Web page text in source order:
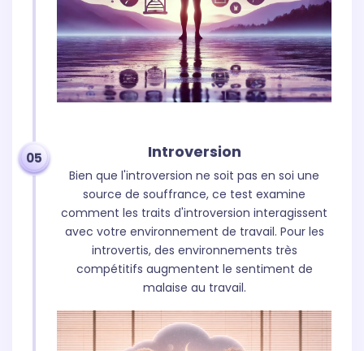
Introversion
Bien que l'introversion ne soit pas en soi une
source de souffrance, ce test examine
comment les traits d'introversion interagissent
avec votre environnement de travail. Pour les
introvertis, des environnements très
compétitifs augmentent le sentiment de
malaise au travail.
05